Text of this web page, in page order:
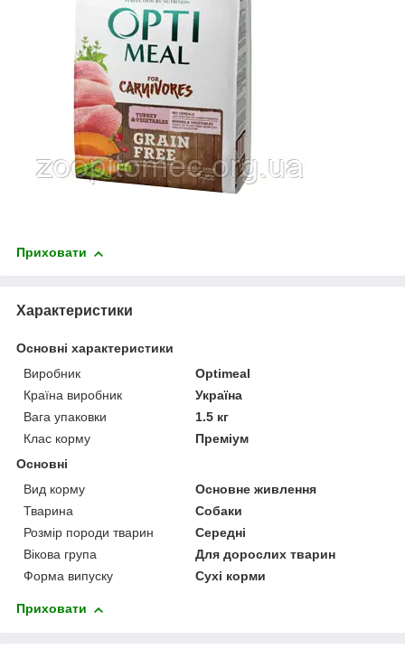
Приховати
Характеристики
Основні характеристики
Виробник
Optimeal
Країна виробник
Україна
Вага упаковки
1.5 кг
Клас корму
Преміум
Основні
Вид корму
Основне живлення
Тварина
Собаки
Розмір породи тварин
Середні
Вікова група
Для дорослих тварин
Форма випуску
Сухі корми
Приховати